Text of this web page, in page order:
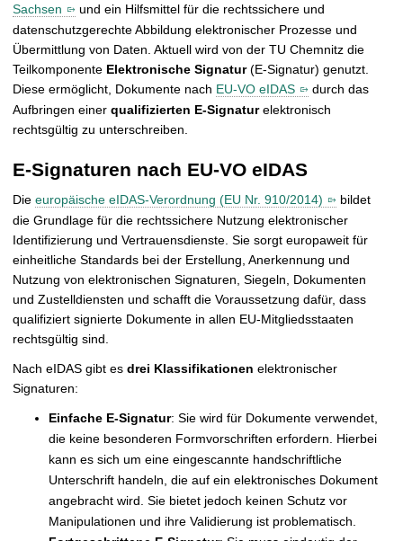
f
e
n
Sachsen
und ein Hilfsmittel für die rechtssichere und
datenschutzgerechte Abbildung elektronischer Prozesse und
Übermittlung von Daten. Aktuell wird von der TU Chemnitz die
Teilkomponente Elektronische Signatur(E-Signatur) genutzt.
Diese ermöglicht, Dokumente nach EU-VO eIDAS
durch das
Aufbringen einer qualifizierten E-Signaturelektronisch
rechtsgültig zu unterschreiben.
E-Signaturen nach EU-VO eIDAS
Die europäische eIDAS-Verordnung (EU Nr. 910/2014)
bildet
die Grundlage für die rechtssichere Nutzung elektronischer
Identifizierung und Vertrauensdienste. Sie sorgt europaweit für
einheitliche Standards bei der Erstellung, Anerkennung und
Nutzung von elektronischen Signaturen, Siegeln, Dokumenten
und Zustelldiensten und schafft die Voraussetzung dafür, dass
qualifiziert signierte Dokumente in allen EU-Mitgliedsstaaten
rechtsgültig sind.
Nach eIDAS gibt es drei Klassifikationen elektronischer
Signaturen:
Einfache E-Signatur: Sie wird für Dokumente verwendet,
die keine besonderen Formvorschriften erfordern. Hierbei
kann es sich um eine eingescannte handschriftliche
Unterschrift handeln, die auf ein elektronisches Dokument
angebracht wird. Sie bietet jedoch keinen Schutz vor
Manipulationen und ihre Validierung ist problematisch.